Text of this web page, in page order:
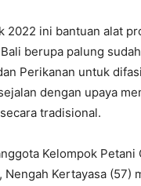
2022 ini bantuan alat
berupa palung
Perikanan untuk
dengan upaya
tradisional.
Kelompok Petani
Nengah Kertayasa (57)